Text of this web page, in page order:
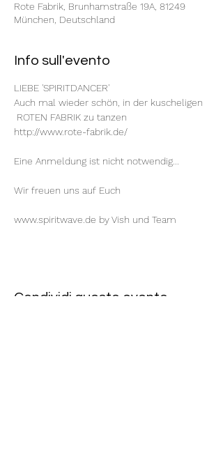
Rote Fabrik, Brunhamstraße 19A, 81249
München, Deutschland
Info sull'evento
LIEBE 'SPIRITDANCER'
Auch mal wieder schön, in der kuscheligen
ROTEN FABRIK zu tanzen
http://www.rote-fabrik.de/
Eine Anmeldung ist nicht notwendig...
Wir freuen uns auf Euch
www.spiritwave.de by Vish und Team
Condividi questo evento